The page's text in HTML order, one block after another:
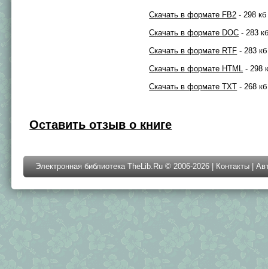
Скачать в формате FB2 - 298 кб
Скачать в формате DOC - 283
Скачать в формате RTF - 283 кб
Скачать в формате HTML - 298
Скачать в формате TXT - 268 кб
Оставить отзыв о книге
Электронная библиотека TheLib.Ru © 2006-2026 | Контакты |